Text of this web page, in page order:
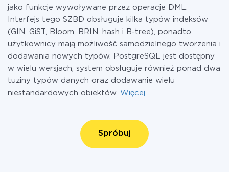
jako funkcje wywoływane przez operacje DML.
Interfejs tego SZBD obsługuje kilka typów indeksów
(GIN, GiST, Bloom, BRIN, hash i B-tree), ponadto
użytkownicy mają możliwość samodzielnego tworzenia i
dodawania nowych typów. PostgreSQL jest dostępny
w wielu wersjach, system obsługuje również ponad dwa
tuziny typów danych oraz dodawanie wielu
niestandardowych obiektów. Więcej
Spróbuj